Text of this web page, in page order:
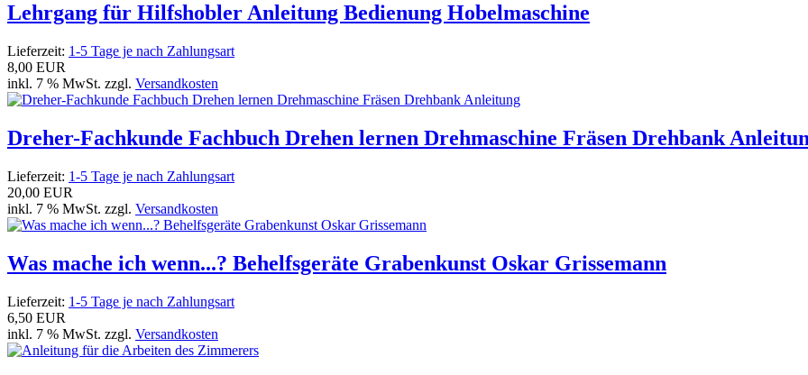
Lehrgang für Hilfshobler Anleitung Bedienung Hobelmaschine
Lieferzeit: 1-5 Tage je nach Zahlungsart
8,00 EUR
inkl. 7 % MwSt. zzgl. Versandkosten
Dreher-Fachkunde Fachbuch Drehen lernen Drehmaschine Fräsen Drehbank
Lieferzeit: 1-5 Tage je nach Zahlungsart
20,00 EUR
inkl. 7 % MwSt. zzgl. Versandkosten
Was mache ich wenn...? Behelfsgeräte Grabenkunst Oskar Grissemann
Lieferzeit: 1-5 Tage je nach Zahlungsart
6,50 EUR
inkl. 7 % MwSt. zzgl. Versandkosten